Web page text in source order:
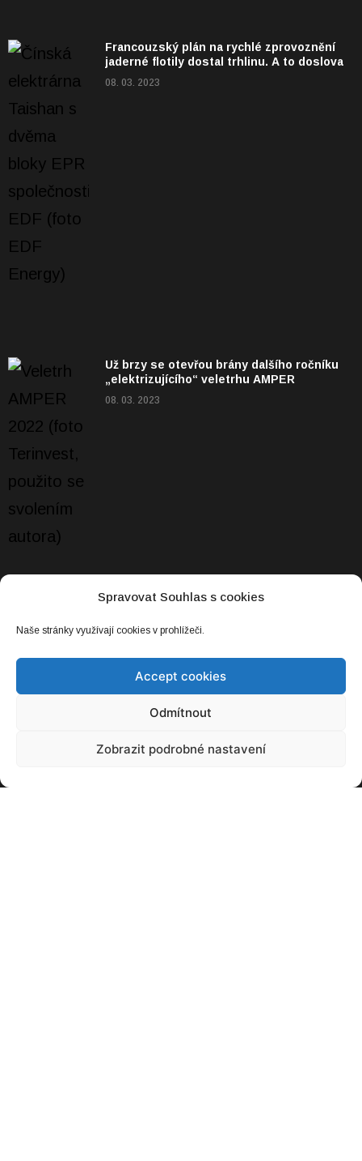
Spravovat Souhlas s cookies
Naše stránky využívají cookies v prohlížeči.
Accept cookies
Odmítnout
Zobrazit podrobné nastavení
Francouzský plán na rychlé zprovoznění
jaderné flotily dostal trhlinu. A to doslova
08. 03. 2023
Už brzy se otevřou brány dalšího ročníku
„elektrizujícího“ veletrhu AMPER
08. 03. 2023
NEJČTENĚJŠÍ
Stačí dolít